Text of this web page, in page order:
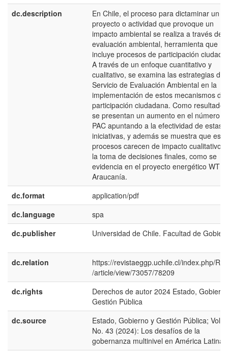
dc.description
En Chile, el proceso para dictaminar un
proyecto o actividad que provoque un
impacto ambiental se realiza a través de
evaluación ambiental, herramienta que
incluye procesos de participación
A través de un enfoque cuantitativo y
cualitativo, se examina las estrategias del
Servicio de Evaluación Ambiental en la
implementación de estos mecanismos de
participación ciudadana. Como resultados
se presentan un aumento en el número
PAC apuntando a la efectividad de estas
iniciativas, y además se muestra que
procesos carecen de impacto cualitativo
la toma de decisiones finales, como se
evidencia en el proyecto energético WTE
Araucanía.
dc.format
application/pdf
dc.language
spa
dc.publisher
Universidad de Chile. Facultad de
dc.relation
https://revistaeggp.uchile.cl/index.php/
/article/view/73057/78209
dc.rights
Derechos de autor 2024 Estado,
Gestión Pública
dc.source
Estado, Gobierno y Gestión Pública; Vol.
No. 43 (2024): Los desafíos de la
gobernanza multinivel en América Latina